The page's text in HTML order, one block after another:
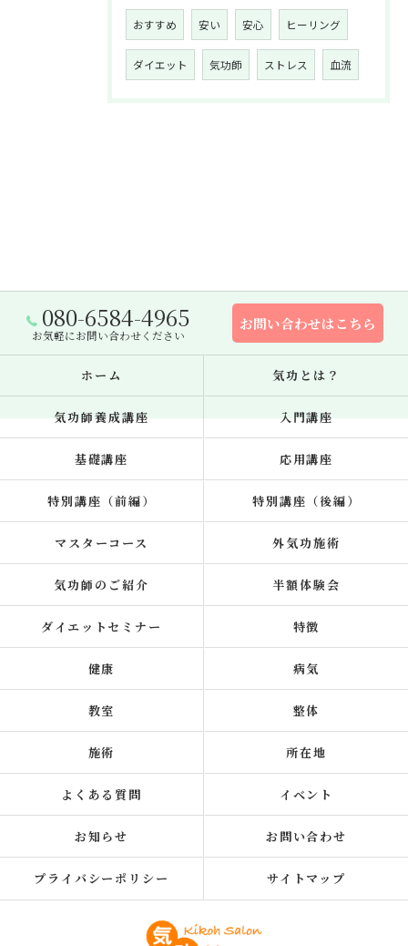
おすすめ 安い 安心 ヒーリング
ダイエット 気功師 ストレス 血流
080-6584-4965
お気軽にお問い合わせください
お問い合わせはこちら
ホーム 気功とは？
気功師養成講座 入門講座
基礎講座 応用講座
特別講座（前編） 特別講座（後編）
マスターコース 外気功施術
気功師のご紹介 半額体験会
ダイエットセミナー 特徴
健康 病気
教室 整体
施術 所在地
よくある質問 イベント
お知らせ お問い合わせ
プライバシーポリシー サイトマップ